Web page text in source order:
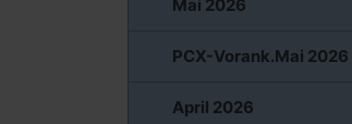
Mai 2026
PCX-Vorank.Mai 2026
April 2026